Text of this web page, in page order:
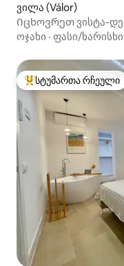
ვილა (Válor)
Იცხოვრეთ ვისტა-
Pool
ოჯახი · ფასი/ხარისხი
სტუმართა რჩეული
სტუმართა რჩეული